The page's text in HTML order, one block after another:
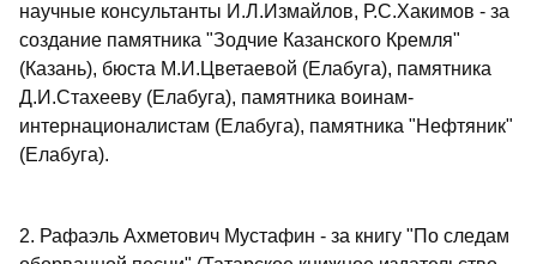
научные консультанты И.Л.Измайлов, Р.С.Хакимов - за
создание памятника "Зодчие Казанского Кремля"
(Казань), бюста М.И.Цветаевой (Елабуга), памятника
Д.И.Стахееву (Елабуга), памятника воинам-
интернационалистам (Елабуга), памятника "Нефтяник"
(Елабуга).
2. Рафаэль Ахметович Мустафин - за книгу "По следам